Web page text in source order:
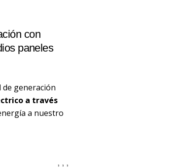
con
paneles
generación
a través
a nuestro